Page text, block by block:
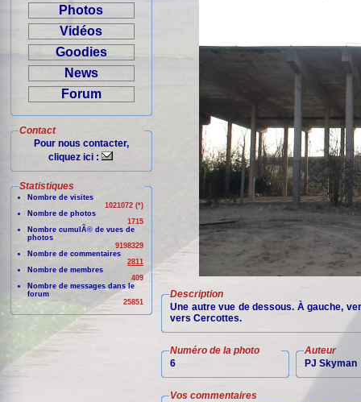
Photos
Vidéos
Goodies
News
Forum
Contact
Pour nous contacter,
cliquez ici :
Statistiques
Nombre de visites
1021072 (*)
Nombre de photos
1715
Nombre cumulÃ© de vues de
photos
9198329
Nombre de commentaires
2811
Nombre de membres
409
Nombre de messages dans le
forum
25851
Description
Une autre vue de dessous. À gauche,
vers Cercottes.
Numéro de la photo
6
Auteur
PJ Skyman
Vos commentaires